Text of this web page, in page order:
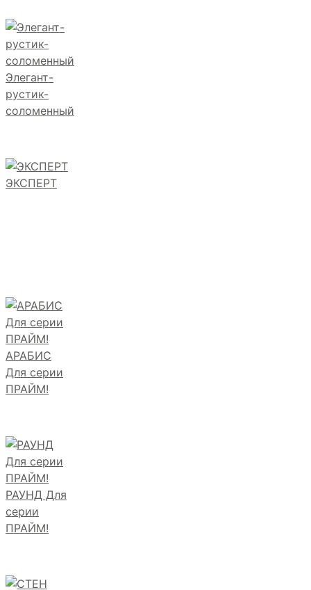
Элегант-
рустик-
соломенный
ЭКСПЕРТ
АРАБИС
Для серии
ПРАЙМ!
РАУНД Для
серии
ПРАЙМ!